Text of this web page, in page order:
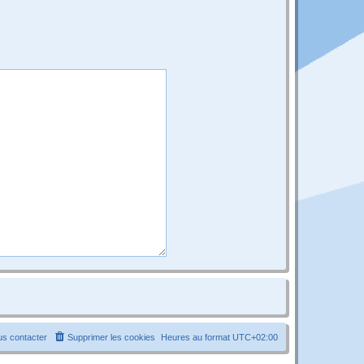
Heures au format UTC+02:00
Supprimer les cookies
contacter